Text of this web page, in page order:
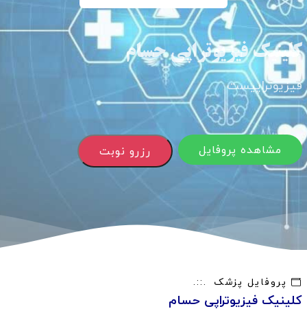
کلینیک فیزیوتراپی حسام
فیزیوتراپیست
رزرو نوبت مشاهده پروفایل
پروفایل پزشک
کلینیک فیزیوتراپی حسام